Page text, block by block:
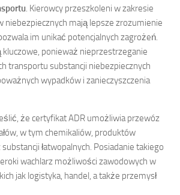
. Kierowcy przeszkoleni w zakresie
niebezpiecznych mają lepsze zrozumienie
im unikać potencjalnych zagrożeń.
ponieważ nieprzestrzeganie
transportu substancji niebezpiecznych
wypadków i zanieczyszczenia
że certyfikat ADR umożliwia przewóz
w tym chemikaliów, produktów
łatwopalnych. Posiadanie takiego
wachlarz możliwości zawodowych w
jak logistyka, handel, a także przemysł